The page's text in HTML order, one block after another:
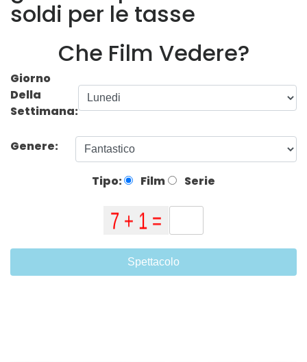
soldi per le tasse
Che Film Vedere?
Giorno
Della
Settimana:
Genere:
Tipo: Film Serie
Spettacolo